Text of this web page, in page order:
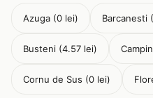
Azuga (0 lei) Barcanesti
Busteni (4.57 lei)
Cornu de Sus (0 lei)